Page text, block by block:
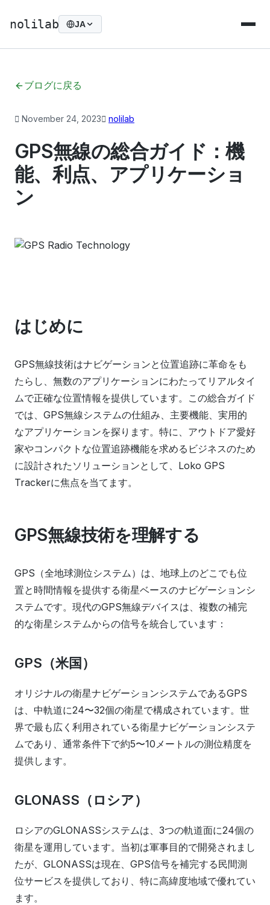
nolilab JA
ブログに戻る
November 24, 2023 nolilab
GPS無線の総合ガイド：機
能、利点、アプリケーショ
ン
はじめに
GPS無線技術はナビゲーションと位置追跡に革命をも
たらし、無数のアプリケーションにわたってリアルタイ
ムで正確な位置情報を提供しています。この総合ガイド
では、GPS無線システムの仕組み、主要機能、実用的
なアプリケーションを探ります。特に、アウトドア愛好
家やコンパクトな位置追跡機能を求めるビジネスのため
に設計されたソリューションとして、Loko GPS
Trackerに焦点を当てます。
GPS無線技術を理解する
GPS（全地球測位システム）は、地球上のどこでも位
置と時間情報を提供する衛星ベースのナビゲーションシ
ステムです。現代のGPS無線デバイスは、複数の補完
的な衛星システムからの信号を統合しています：
GPS（米国）
オリジナルの衛星ナビゲーションシステムであるGPS
は、中軌道に24〜32個の衛星で構成されています。世
界で最も広く利用されている衛星ナビゲーションシステ
ムであり、通常条件下で約5〜10メートルの測位精度を
提供します。
GLONASS（ロシア）
ロシアのGLONASSシステムは、3つの軌道面に24個の
衛星を運用しています。当初は軍事目的で開発されまし
たが、GLONASSは現在、GPS信号を補完する民間測
位サービスを提供しており、特に高緯度地域で優れてい
ます。